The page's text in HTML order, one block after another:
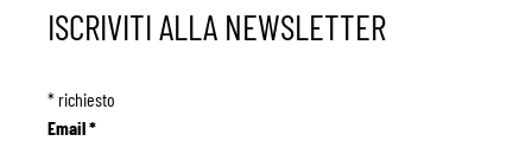
ISCRIVITI ALLA NEWSLETTER
* richiesto
Email*